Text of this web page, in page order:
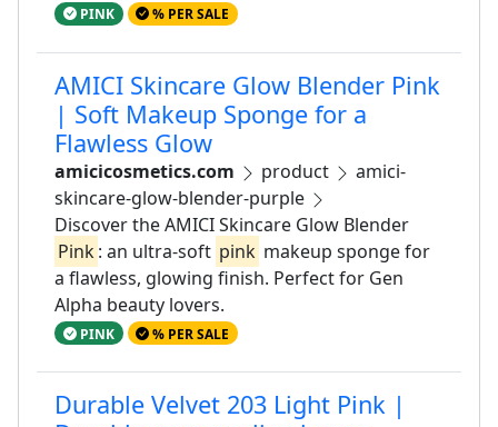
PINK % PER SALE
AMICI Skincare Glow Blender Pink
| Soft Makeup Sponge for a
Flawless Glow
amicicosmetics.com product
amici-
skincare-glow-blender-purple
Discover the AMICI Skincare Glow Blender
Pink: an ultra-soft pink makeup sponge for
a flawless, glowing finish. Perfect for Gen
Alpha beauty lovers.
PINK % PER SALE
Durable Velvet 203 Light Pink |